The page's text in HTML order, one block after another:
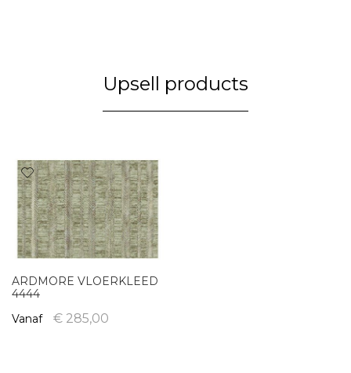
Upsell products
ARDMORE VLOERKLEED
4444
Vanaf
€ 285,00